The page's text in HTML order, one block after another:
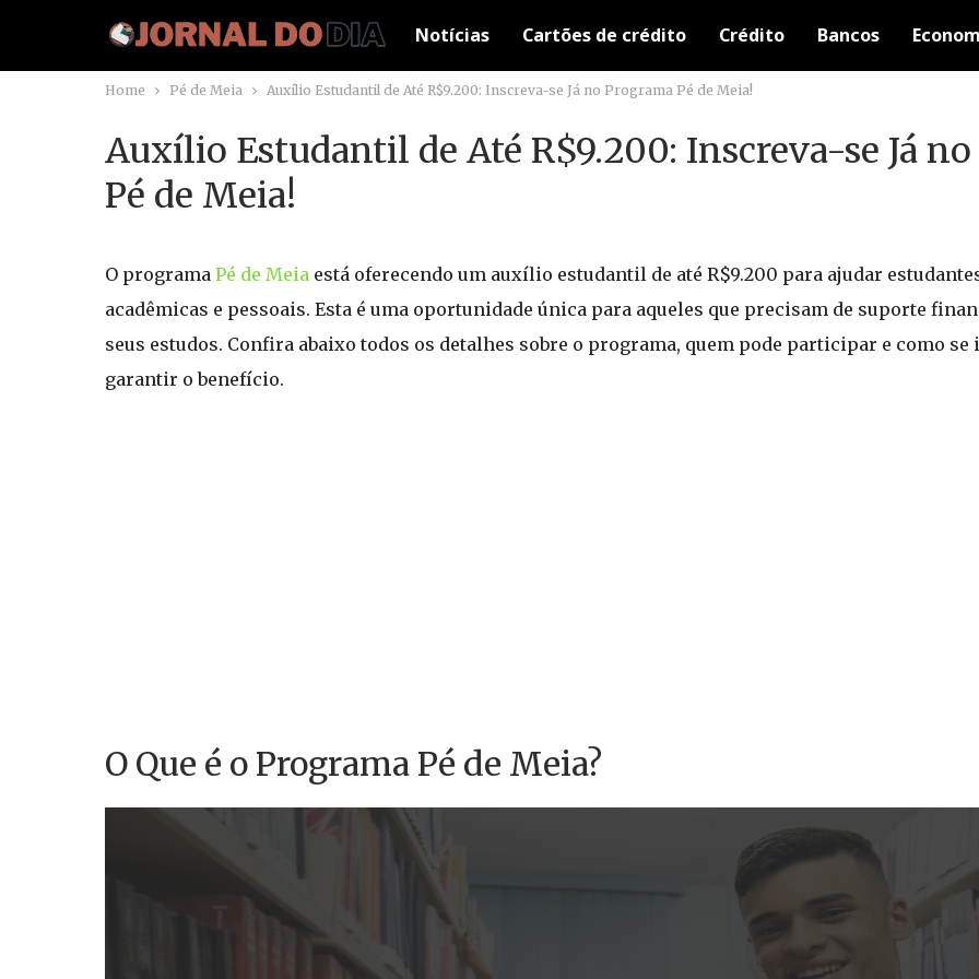
Notícias Cartões de crédito Crédito Bancos
Home Pé de Meia Auxílio Estudantil de Até R$9.200: Inscreva-se Já no Programa Pé de Meia!
Auxílio Estudantil de Até R$9.200: Inscreva-se Já
Pé de Meia!
O programa Pé de Meia está oferecendo um auxílio estudantil de até R$9.200 para ajudar
acadêmicas e pessoais. Esta é uma oportunidade única para aqueles que precisam de suporte
seus estudos. Confira abaixo todos os detalhes sobre o programa, quem pode participar e como
garantir o benefício.
O Que é o Programa Pé de Meia?